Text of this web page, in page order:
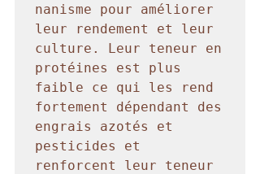
nanisme pour améliorer
leur rendement et leur
culture. Leur teneur en
protéines est plus
faible ce qui les rend
fortement dépendant des
engrais azotés et
pesticides et
renforcent leur teneur